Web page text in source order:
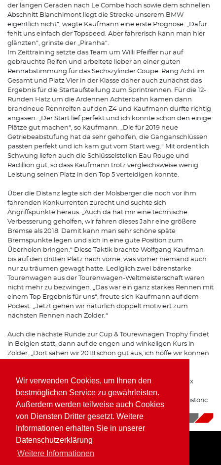
Wir verwenden Cookies, um Ihnen den
bestmöglichen Service zu gewährleisten.
Außerdem werden teilweise auch Cookies
von Diensten Dritter gesetzt. Weitere
Informationen erhalten Sie in unserer
Datenschutzerklärung
Weitere Informationen
der langen Geraden nach Le Combe hoch sowie dem schnellen
Abschnitt Blanchimont liegt die Strecke unserem BMW
eigentlich nicht“, wagte Kaufmann eine erste Prognose. „Dafür
fehlt uns einfach der Topspeed. Aber fahrerisch kann man hier
glänzten“, grinste der „Piranha“.
Im Zeittraining setzte das Team um Willi Pfeiffer nur auf
gebrauchte Reifen und arbeitete lieber an einer guten
Rennabstimmung für das Sechszylinder Coupe. Rang Acht im
Gesamt und Platz Vier in der Klasse daher auch zunächst das
Ergebnis für die Startaufstellung zum Sprintrennen. Für die 12-
Runden Hatz um die Ardennen Achterbahn kamen dann
brandneue Rennreifen auf den Z4 und Kaufmann durfte richtig
angasen. „Der Start lief perfekt und ich konnte schon den einige
Plätze gut machen“, so Kaufmann. „Die für 2019 neue
Getriebeabstufung hat da sehr geholfen, die Ganganschlüssen
passten perfekt und ich kam gut vom Start weg.“ Mit ordentlich
Schwung liefen auch die Schlüsselstellen Eau Rouge und
Radillion gut, so dass Kaufmann trotz vergleichsweise wenig
Leistung seinen Platz in den Top 5 verteidigen konnte.
Über die Distanz legte sich der Molsberger die noch vor ihm
fahrenden Konkurrenten zurecht und suchte sich
Angriffspunkte heraus. „Auch da hat mir eine technische
Verbesserung geholfen, wir fahren dieses Jahr eine größere
Bremse als 2018. Damit kann man sehr schöne späte
Bremspunkte legen und sich in eine gute Position zum
Überholen bringen.“ Diese Taktik brachte Wolfgang Kaufman
bis auf den dritten Platz nach vorne, was vorher niemand auch
nur zu träumen gewagt hatte. Lediglich zwei bärenstarke
Tourenwagen aus der Tourenwagen-Weltmeisterschaft waren
nicht mehr zu bezwingen. „Das war ein ganz starkes Rennen mit
einem Top Ergebnis für uns“, freute sich Kaufmann auf dem
Podest. „Jetzt gehen wir natürlich doppelt motiviert zum
nächsten Rennen nach Zolder.“
Auch die nächste Runde zur Cup & Tourewnagen Trophy findet
in Belgien statt, dann auf de engen und winkeligen Kurs in
Zolder. „Dort sahen wir 2018 schon gut aus, ich hoffe wir können
Wolfgang Kaufmann bleibt den Rennstrecken im Benelux
Raum treu, denn mit dem Historic Grand Prix im
niederländischen Zandvoort steht der nächste Lauf zur Historic
13.08.2019
Home Impressum